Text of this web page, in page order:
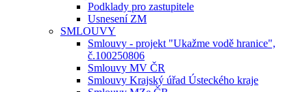
Podklady pro zastupitele
Usnesení ZM
SMLOUVY
Smlouvy - projekt "Ukažme vodě hranice",
č.100250806
Smlouvy MV ČR
Smlouvy Krajský úřad Ústeckého kraje